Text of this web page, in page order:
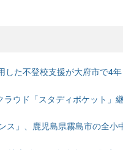
た不登校支援が大府市で4
ウド「スタディポケット」
ス」、鹿児島県霧島市の全小